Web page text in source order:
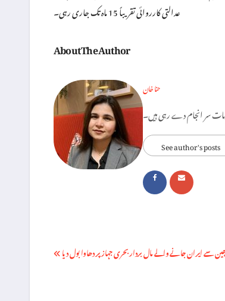
عدالتی کارروائی تقریباً 15 ماہ تک جاری رہی۔
About The Author
حنا خان
See author's posts
Postسے ایران جانے والے مال بردار بحری جہاز پر دھاوا بول دیا